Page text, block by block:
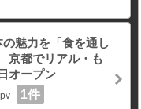
魅力を「食を通し
都でリアル・も
オープン
1件